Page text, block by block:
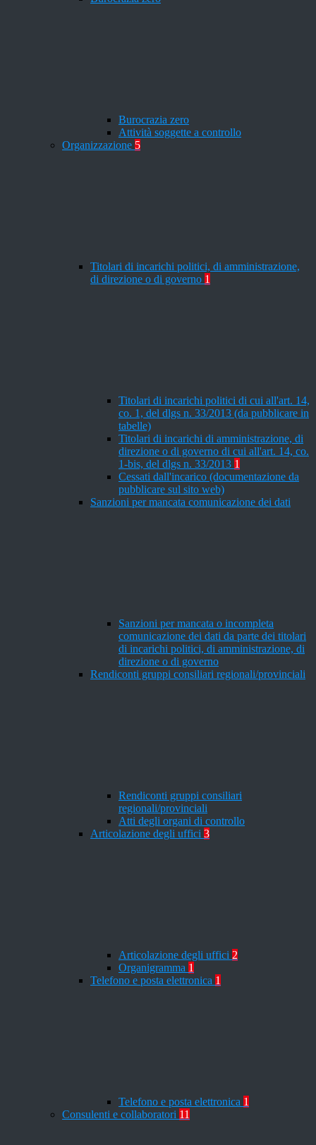
Burocrazia zero
Attività soggette a controllo
Organizzazione 5
Titolari di incarichi politici, di amministrazione,
di direzione o di governo 1
Titolari di incarichi politici di cui all'art. 14,
co. 1, del dlgs n. 33/2013 (da pubblicare in
tabelle)
Titolari di incarichi di amministrazione, di
direzione o di governo di cui all'art. 14, co.
1-bis, del dlgs n. 33/2013 1
Cessati dall'incarico (documentazione da
pubblicare sul sito web)
Sanzioni per mancata comunicazione dei dati
Sanzioni per mancata o incompleta
comunicazione dei dati da parte dei titolari
di incarichi politici, di amministrazione, di
direzione o di governo
Rendiconti gruppi consiliari regionali/provinciali
Rendiconti gruppi consiliari
regionali/provinciali
Atti degli organi di controllo
Articolazione degli uffici 3
Articolazione degli uffici 2
Organigramma 1
Telefono e posta elettronica 1
Telefono e posta elettronica 1
Consulenti e collaboratori 11